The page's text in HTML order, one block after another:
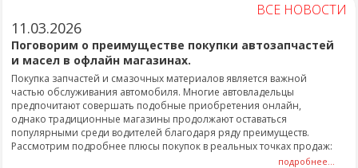
ВСЕ НОВОСТИ
11.03.2026
Поговорим о преимуществе покупки автозапчастей
и масел в офлайн магазинах.
Покупка запчастей и смазочных материалов является важной
частью обслуживания автомобиля. Многие автовладельцы
предпочитают совершать подобные приобретения онлайн,
однако традиционные магазины продолжают оставаться
популярными среди водителей благодаря ряду преимуществ.
Рассмотрим подробнее плюсы покупок в реальных точках продаж:
подробнее...